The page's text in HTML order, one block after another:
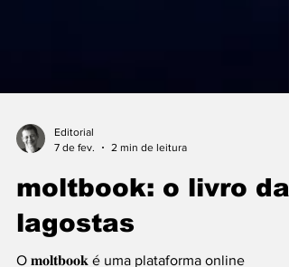
moltbook: o livro
lagostas